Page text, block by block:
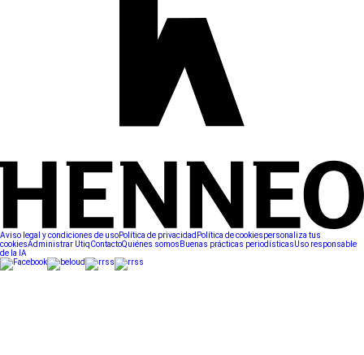
Aviso legal y condiciones de usoPolítica de privacidad Política de cookiespersonaliza tus
cookiesAdministrar UtiqContactoQuiénes somos Buenas prácticas periodísticasUso responsable
de la IA